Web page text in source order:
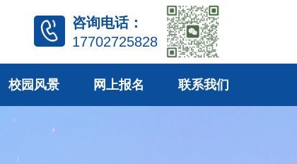
咨询电话：
17702725828
校园风景 网上报名 联系我们